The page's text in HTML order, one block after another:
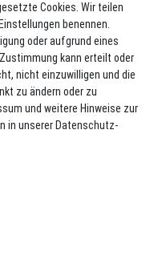
Cookies. Wir teilen
benennen.
oder aufgrund eines
kann erteilt oder
nicht einzuwilligen und die
zu ändern oder zu
und weitere Hinweise zur
in unserer Daten­schutz­